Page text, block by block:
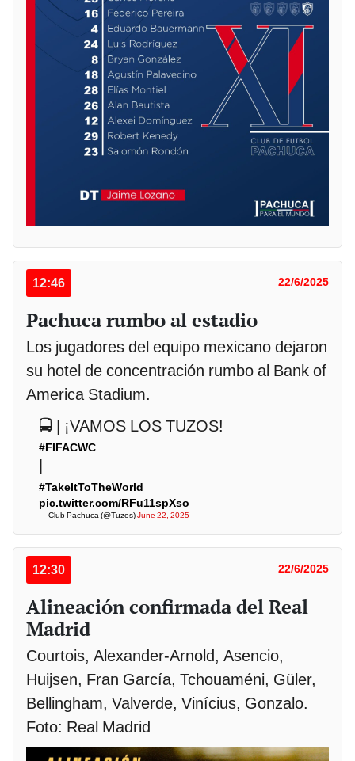
12:46 22/6/2025
Pachuca rumbo al estadio
Los jugadores del equipo mexicano dejaron
su hotel de concentración rumbo al Bank of
America Stadium.
🚍 | ¡VAMOS LOS TUZOS!
#FIFACWC
|
#TakeItToTheWorld
pic.twitter.com/RFu11spXso
— Club Pachuca (@Tuzos)June 22, 2025
12:30 22/6/2025
Alineación confirmada del Real
Madrid
Courtois, Alexander-Arnold, Asencio,
Huijsen, Fran García, Tchouaméni, Güler,
Bellingham, Valverde, Vinícius, Gonzalo.
Foto: Real Madrid